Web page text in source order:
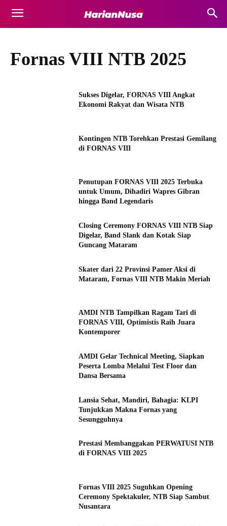
Fornas VIII NTB 2025
Sukses Digelar, FORNAS VIII Angkat
Ekonomi Rakyat dan Wisata NTB
Kontingen NTB Torehkan Prestasi Gemilang
di FORNAS VIII
Penutupan FORNAS VIII 2025 Terbuka
untuk Umum, Dihadiri Wapres Gibran
hingga Band Legendaris
Closing Ceremony FORNAS VIII NTB Siap
Digelar, Band Slank dan Kotak Siap
Guncang Mataram
Skater dari 22 Provinsi Pamer Aksi di
Mataram, Fornas VIII NTB Makin Meriah
AMDI NTB Tampilkan Ragam Tari di
FORNAS VIII, Optimistis Raih Juara
Kontemporer
AMDI Gelar Technical Meeting, Siapkan
Peserta Lomba Melalui Test Floor dan
Dansa Bersama
Lansia Sehat, Mandiri, Bahagia: KLPI
Tunjukkan Makna Fornas yang
Sesungguhnya
Prestasi Membanggakan PERWATUSI NTB
di FORNAS VIII 2025
Fornas VIII 2025 Suguhkan Opening
Ceremony Spektakuler, NTB Siap Sambut
Nusantara